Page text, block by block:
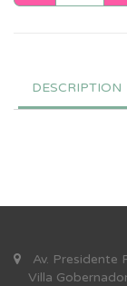
DESCRIPTION
Av. Presidente
Villa